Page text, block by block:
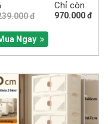
đ
Chỉ còn
970.000 đ
Ngay